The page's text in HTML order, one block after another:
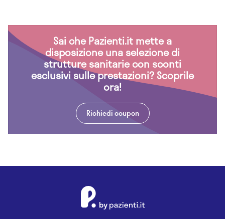
Sai che Pazienti.it mette a
disposizione una selezione di
strutture sanitarie con sconti
esclusivi sulle prestazioni? Scoprile
ora!
Richiedi coupon